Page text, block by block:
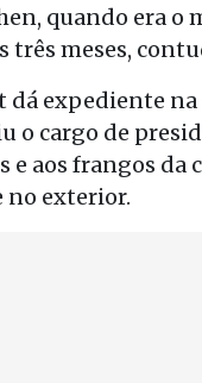
quando era o
três meses,
dá expediente
o cargo de
e aos frangos
no exterior.